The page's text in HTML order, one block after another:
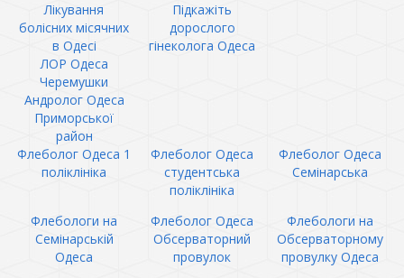
Лікування
болісних місячних
в Одесі
Підкажіть
дорослого
гінеколога Одеса
ЛОР Одеса
Черемушки
Андролог Одеса
Приморської
район
Флеболог Одеса 1
поліклініка
Флеболог Одеса
студентська
поліклініка
Флеболог Одеса
Семінарська
Флебологи на
Семінарській
Одеса
Флеболог Одеса
Обсерваторний
провулок
Флебологи на
Обсерваторному
провулку Одеса